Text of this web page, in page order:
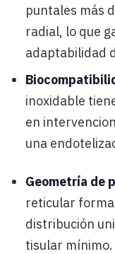
puntales más
radial, lo que
adaptabilidad
inoxidable
en
una
Geometría de
reticular
distribución
tisular mínimo.